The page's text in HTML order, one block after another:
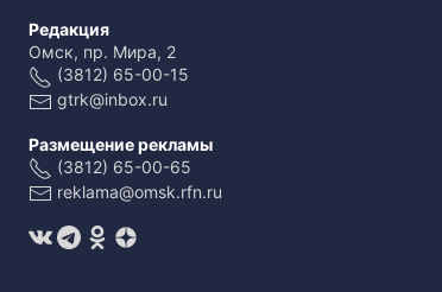
Редакция
Омск, пр. Мира, 2
(3812) 65-00-15
gtrk@inbox.ru
Размещение рекламы
(3812) 65-00-65
reklama@omsk.rfn.ru